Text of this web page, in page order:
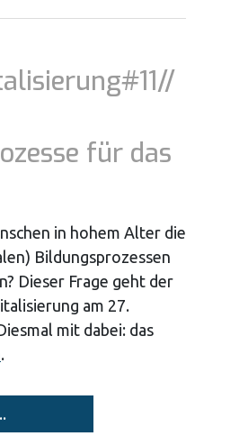
für das
in hohem Alter die
Bildungsprozessen
Dieser Frage geht der
am 27.
mit dabei: das
.